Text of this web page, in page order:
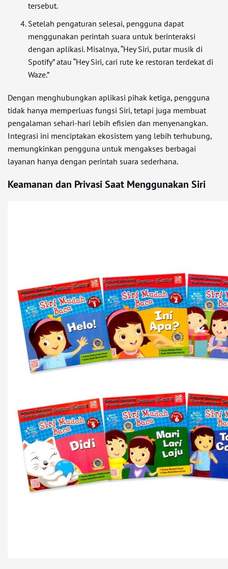
tersebut.
Setelah pengaturan selesai, pengguna dapat
menggunakan perintah suara untuk berinteraksi
dengan aplikasi. Misalnya, “Hey Siri, putar musik di
Spotify” atau “Hey Siri, cari rute ke restoran terdekat di
Waze.”
Dengan menghubungkan aplikasi pihak ketiga, pengguna
tidak hanya memperluas fungsi Siri, tetapi juga membuat
pengalaman sehari-hari lebih efisien dan menyenangkan.
Integrasi ini menciptakan ekosistem yang lebih terhubung,
memungkinkan pengguna untuk mengakses berbagai
layanan hanya dengan perintah suara sederhana.
Keamanan dan Privasi Saat Menggunakan Siri